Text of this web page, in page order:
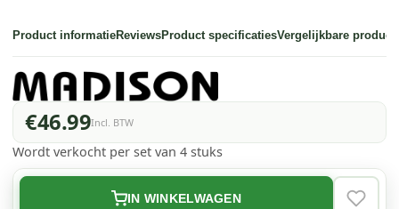
Product informatieReviewsProduct specificatiesVergelijkbare
€46.99Incl. BTW
Wordt verkocht per set van 4 stuks
IN WINKELWAGEN